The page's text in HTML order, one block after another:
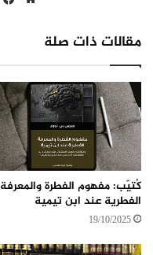
مقالات ذات صلة
كُتيّب: مفهوم الفطرة والمعرفة
الفطرية عند ابن تيمية
19/10/2025